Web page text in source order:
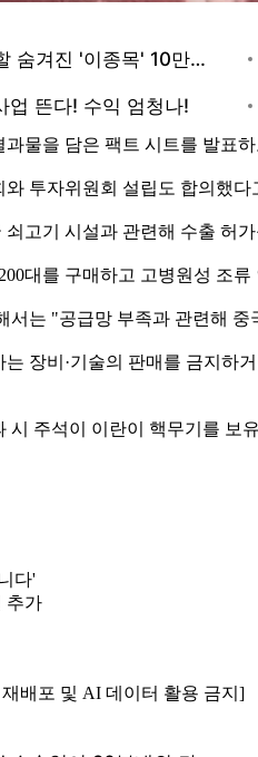
물을 담은 팩트 시트를 발표
투자위원회 설립도 합의했다
쇠고기 시설과 관련해 수출 허
대를 구매하고 고병원성 조
서는 "공급망 부족과 관련해
장비·기술의 판매를 금지하
시 주석이 이란이 핵무기를 보
다'
추가
배포 및 AI 데이터 활용 금지]